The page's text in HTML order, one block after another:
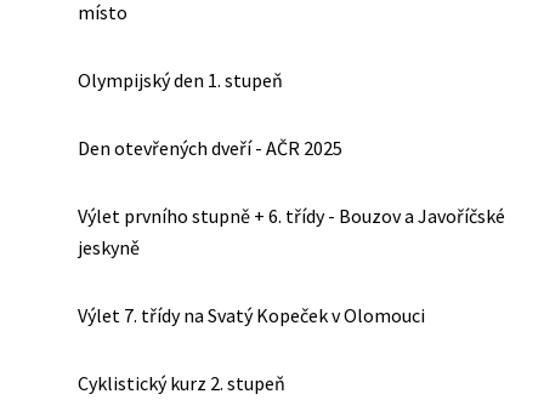
místo
Olympijský den 1. stupeň
Den otevřených dveří - AČR 2025
Výlet prvního stupně + 6. třídy - Bouzov a Javoříčské
jeskyně
Výlet 7. třídy na Svatý Kopeček v Olomouci
Cyklistický kurz 2. stupeň